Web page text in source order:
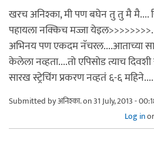
खरच अनिश्का, मी पण बघेन तु तु मै मै....
पहायला नक्किच मज्जा येइल>>>>>>>>.
अभिनय पण एकदम नॅचरल....आताच्या
केलेला नव्हता....तो एपिसोड त्याच
सारख स्ट्रेचिंग प्रकरण नव्हतं ६-६ महिने....
Submitted byअनिश्का.on 31 July, 2013 -
Log inor